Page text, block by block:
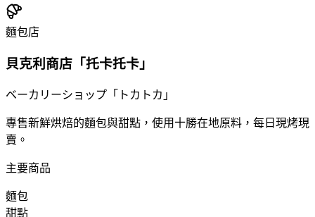
麵包店
貝克利商店「托卡托卡」
ベーカリーショップ「トカトカ」
專售新鮮烘焙的麵包與甜點，使用十勝在地原料，每日現烤現
賣。
主要商品
麵包
甜點